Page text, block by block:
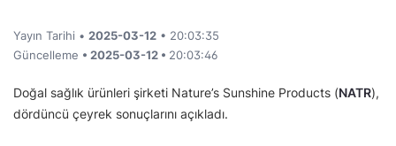
Yayın Tarihi • 2025-03-12 • 20:03:35
Güncelleme • 2025-03-12 • 20:03:46
Doğal sağlık ürünleri şirketi Nature’s Sunshine Products (NATR),
dördüncü çeyrek sonuçlarını açıkladı.